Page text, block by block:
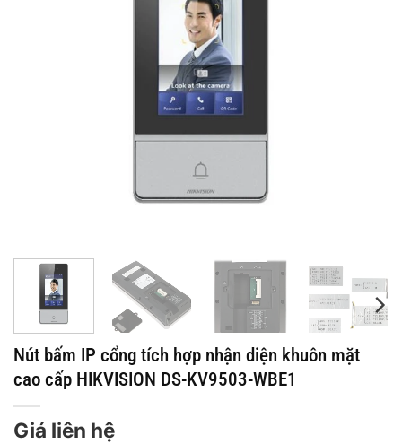
Nút bấm IP cổng tích hợp nhận diện khuôn mặt
cao cấp HIKVISION DS-KV9503-WBE1
Giá liên hệ